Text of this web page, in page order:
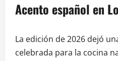
Acento español en
La edición de 2026 dejó
celebrada para la cocina